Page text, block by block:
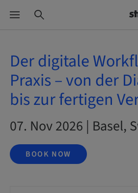
Der digitale
Praxis – von der
bis zur fertigen
07. Nov 2026 | Basel,
BOOK NOW